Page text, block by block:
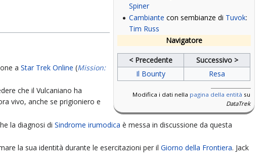
Spiner
Cambiante con sembianze di Tuvok:
Tim Russ
Navigatore
< Precedente
Successivo >
Il Bounty
Resa
Modifica i dati nella pagina della entità su
DataTrek
aStar Trek Online (Mission:
che il Vulcaniano ha
vivo, anche se prigioniero e
la diagnosi diSindrome irumodica è messa in discussione da questa
la sua identità durante le esercitazioni per ilGiorno della Frontiera. Jack